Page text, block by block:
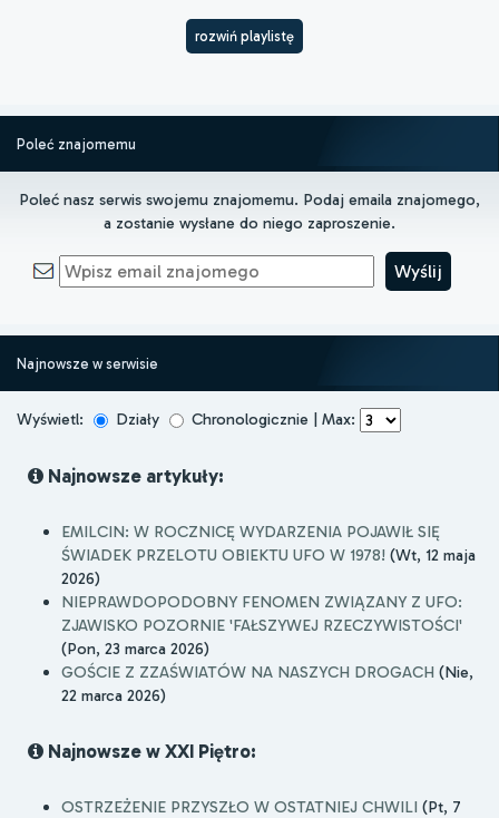
rozwiń playlistę
Poleć znajomemu
Poleć nasz serwis swojemu znajomemu. Podaj emaila znajomego,
a zostanie wysłane do niego zaproszenie.
Najnowsze w serwisie
Wyświetl: Działy Chronologicznie | Max:
Najnowsze artykuły:
EMILCIN: W ROCZNICĘ WYDARZENIA POJAWIŁ SIĘ
ŚWIADEK PRZELOTU OBIEKTU UFO W 1978! (Wt, 12 maja
2026)
NIEPRAWDOPODOBNY FENOMEN ZWIĄZANY Z UFO:
ZJAWISKO POZORNIE 'FAŁSZYWEJ RZECZYWISTOŚCI'
(Pon, 23 marca 2026)
GOŚCIE Z ZZAŚWIATÓW NA NASZYCH DROGACH (Nie,
22 marca 2026)
Najnowsze w XXI Piętro:
OSTRZEŻENIE PRZYSZŁO W OSTATNIEJ CHWILI (Pt, 7